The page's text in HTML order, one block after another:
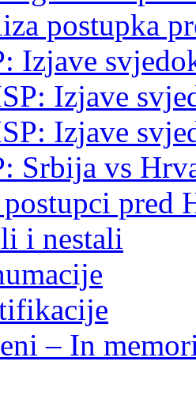
postupka
Izjave
Izjave
Izjave
Srbija vs
pred
i nestali
– In